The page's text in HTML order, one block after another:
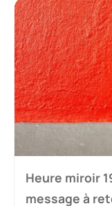
Heure miroir
message à